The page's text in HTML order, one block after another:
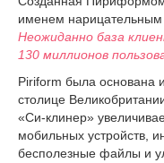
именем нарицательным
Неожиданно база
130 миллионов
Piriform была основана
столице
«Си-клинер»
мобильных устройств,
бесполезные файлы и